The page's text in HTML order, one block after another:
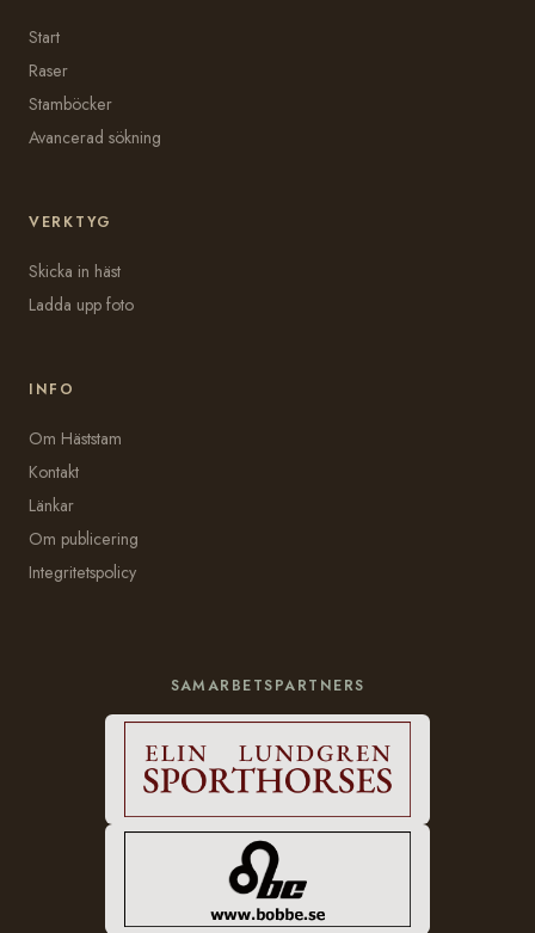
Start
Raser
Stamböcker
Avancerad sökning
VERKTYG
Skicka in häst
Ladda upp foto
INFO
Om Häststam
Kontakt
Länkar
Om publicering
Integritetspolicy
SAMARBETSPARTNERS